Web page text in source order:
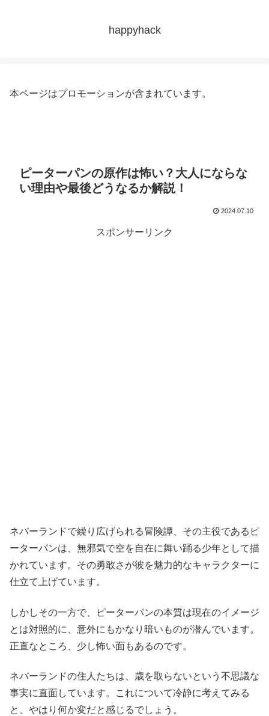
happyhack
本ページはプロモーションが含まれています。
ピーターパンの原作は怖い？大人にならな
い理由や最後どうなるか解説！
2024.07.10
スポンサーリンク
ネバーランドで繰り広げられる冒険譚、その主役であるピ
ーターパンは、無邪気で空を自在に舞い踊る少年として描
かれています。その勇敢さが彼を魅力的なキャラクターに
仕立て上げています。
しかしその一方で、ピーターパンの本質は現在のイメージ
とは対照的に、意外にもかなり暗いものが潜んでいます。
正直なところ、少し怖い面もあるのです。
ネバーランドの住人たちは、歳を取らないという不思議な
事実に直面しています。これについて冷静に考えてみる
と、やはり何か変だと感じるでしょう。